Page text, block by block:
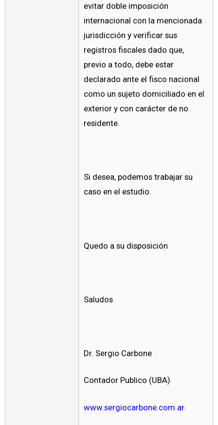
evitar doble imposición
internacional con la mencionada
jurisdicción y verificar sus
registros fiscales dado que,
previo a todo, debe estar
declarado ante el fisco nacional
como un sujeto domiciliado en el
exterior y con carácter de no
residente.
Si desea, podemos trabajar su
caso en el estudio.
Quedo a su disposición
Saludos
Dr. Sergio Carbone
Contador Publico (UBA)
www.sergiocarbone.com.ar